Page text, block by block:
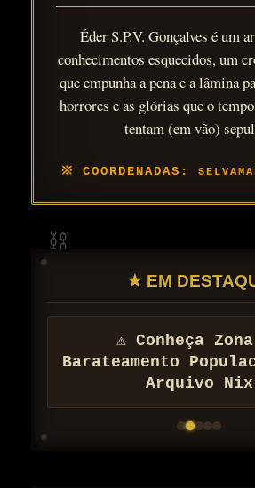
Éder S.P.V. Gonçalves é um
conhecimentos esquecidos, um
que empunha a pena e a lâmina
horrores e as glórias que o
tentam (em vão)
★ EM
⚠ Conheça
Barateamento
Arquivo Nix